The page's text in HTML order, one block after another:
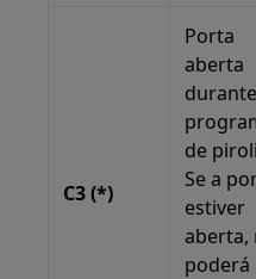
C3 (*)
Porta
aberta
de
Se a
estiver
aberta,
poderá